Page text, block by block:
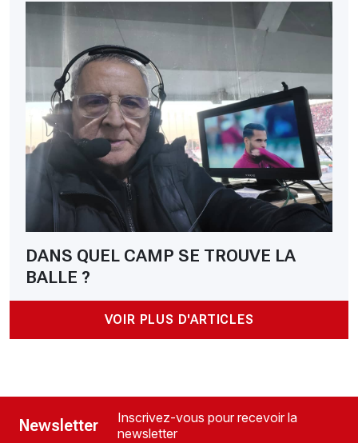
DANS QUEL CAMP SE TROUVE LA
BALLE ?
VOIR PLUS D'ARTICLES
Newsletter
Inscrivez-vous pour recevoir la
newsletter